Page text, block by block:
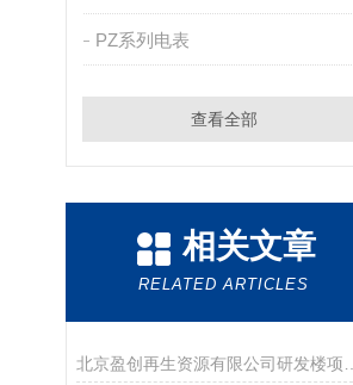
PZ系列电表
查看全部
相关文章
RELATED ARTICLES